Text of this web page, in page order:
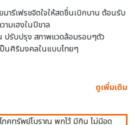
ารีเฟรชจิตใจให้สดชื่นเบิกบาน ต้อนรับ
ามเฮงในปีขาล
ปรับปรุง สภาพแวดล้อมรอบๆตัว
ป็นศิริมงคลในแบบไทยๆ
ดูเพิ่มเติม